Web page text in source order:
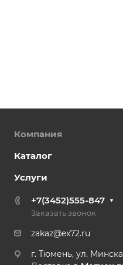
Компания
Каталог
Услуги
+7(3452)555-847
Заказать звонок
zakaz@ex72.ru
г. Тюмень, ул.